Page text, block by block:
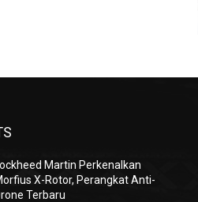
Martin Perkenalkan
X-Rotor, Perangkat Anti-
Terbaru